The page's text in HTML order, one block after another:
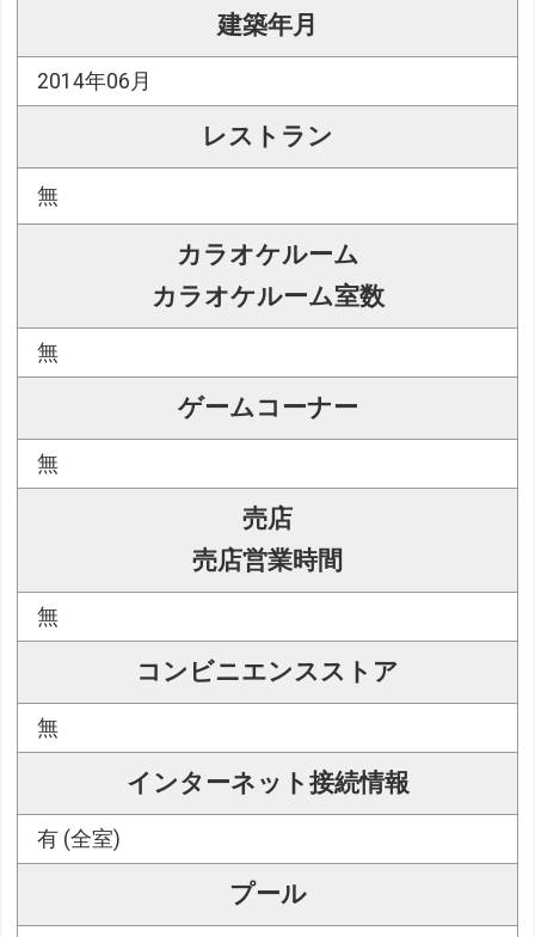
建築年月
2014年06月
レストラン
無
カラオケルーム
カラオケルーム室数
無
ゲームコーナー
無
売店
売店営業時間
無
コンビニエンスストア
無
インターネット接続情報
有 (全室)
プール